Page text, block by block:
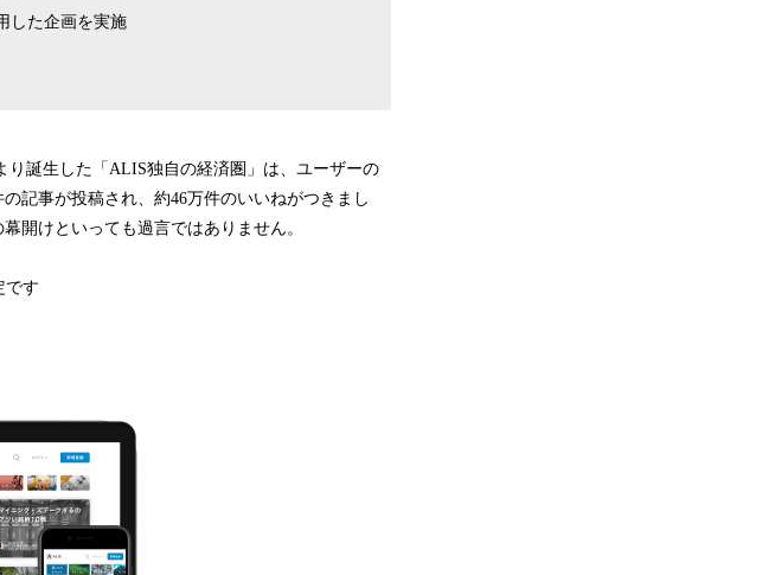
した企画を実施
誕生した「ALIS独自の経済圏」は、ユーザーの
記事が投稿され、約46万件のいいねがつきまし
開けといっても過言ではありません。
です​